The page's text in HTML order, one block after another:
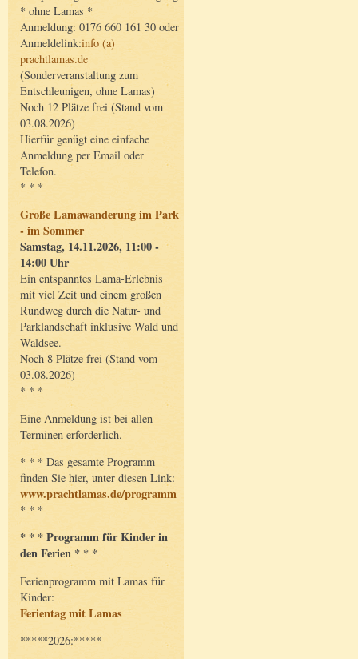
* ohne Lamas *
Anmeldung: 0176 660 161 30 oder
Anmeldelink:info (a)
prachtlamas.de
(Sonderveranstaltung zum
Entschleunigen, ohne Lamas)
Noch 12 Plätze frei (Stand vom
03.08.2026)
Hierfür genügt eine einfache
Anmeldung per Email oder
Telefon.
* * *
Große Lamawanderung im Park
- im Sommer
Samstag, 14.11.2026, 11:00 -
14:00 Uhr
Ein entspanntes Lama-Erlebnis
mit viel Zeit und einem großen
Rundweg durch die Natur- und
Parklandschaft inklusive Wald und
Waldsee.
Noch 8 Plätze frei (Stand vom
03.08.2026)
* * *
Eine Anmeldung ist bei allen
Terminen erforderlich.
* * * Das gesamte Programm
finden Sie hier, unter diesen Link:
www.prachtlamas.de/programm
* * *
* * * Programm für Kinder in
den Ferien * * *
Ferienprogramm mit Lamas für
Kinder:
Ferientag mit Lamas
*****2026:*****